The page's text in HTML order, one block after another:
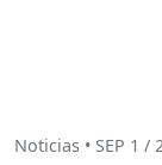
Noticias • SEP 1 /